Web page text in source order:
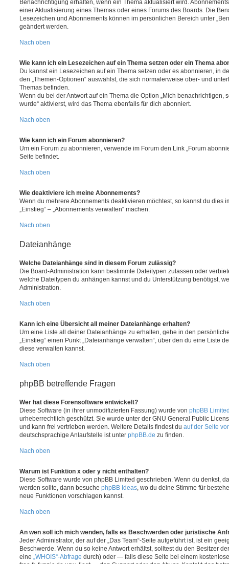
Benachrichtigung erhalten, wenn ein Thema aktualisiert wird.
einer Aktualisierung eines Themas oder eines Forums des Boards. Die
Lesezeichen und Abonnements können im persönlichen Bereich unter
geändert werden.
Nach oben
Wie kann ich ein Lesezeichen auf ein Thema setzen oder ein Thema
Du kannst ein Lesezeichen auf ein Thema setzen oder es abonnieren, in
den „Themen-Optionen“ auswählst, die sich normalerweise ober- und
Themas befinden.
Wenn du bei der Antwort auf ein Thema die Option „Mich benachrichtigen,
wurde“ aktivierst, wird das Thema ebenfalls für dich abonniert.
Nach oben
Wie kann ich ein Forum abonnieren?
Um ein Forum zu abonnieren, verwende im Forum den Link „Forum
Seite befindet.
Nach oben
Wie deaktiviere ich meine Abonnements?
Wenn du mehrere Abonnements deaktivieren möchtest, so kannst du dies
„Einstieg“ – „Abonnements verwalten“ machen.
Nach oben
Dateianhänge
Welche Dateianhänge sind in diesem Forum zulässig?
Die Board-Administration kann bestimmte Dateitypen zulassen oder
welche Dateitypen du anhängen kannst und du Unterstützung benötigst,
Administration.
Nach oben
Kann ich eine Übersicht all meiner Dateianhänge erhalten?
Um eine Liste all deiner Dateianhänge zu erhalten, gehe in den
„Einstieg“ einen Punkt „Dateianhänge verwalten“, über den du eine Liste
diese verwalten kannst.
Nach oben
phpBB betreffende Fragen
Wer hat diese Forensoftware entwickelt?
Diese Software (in ihrer unmodifizierten Fassung) wurde von phpBB
urheberrechtlich geschützt. Sie wurde unter der GNU General Public
und kann frei vertrieben werden. Weitere Details findest du auf der Seite
deutschsprachige Anlaufstelle ist unter phpBB.de zu finden.
Nach oben
Warum ist Funktion x oder y nicht enthalten?
Diese Software wurde von phpBB Limited geschrieben. Wenn du denkst,
werden sollte, dann besuche phpBB Ideas , wo du deine Stimme für
neue Funktionen vorschlagen kannst.
Nach oben
An wen soll ich mich wenden, falls es Beschwerden oder juristische
Jeder Administrator, der auf der „Das Team“-Seite aufgeführt ist, ist ein
Beschwerde. Wenn du so keine Antwort erhältst, solltest du den Besitzer
eine „WHOIS“-Abfrage durch) oder — falls diese Seite bei einem